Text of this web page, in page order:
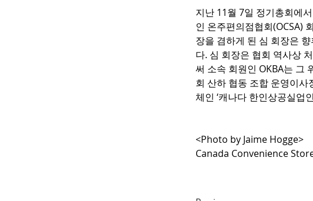
지난 11월 7일 정기총회에서
인 온주편의점협회(OCSA)
장을 겸하게 된 심 회장은 향
다. 심 회장은 협회 역사상
써 소속 회원인 OKBA는 그
회 산하 협동 조합 운영이사
체인 ‘캐나다 한인상공실업
<Photo by Jaime Hogge>
Canada Convenience